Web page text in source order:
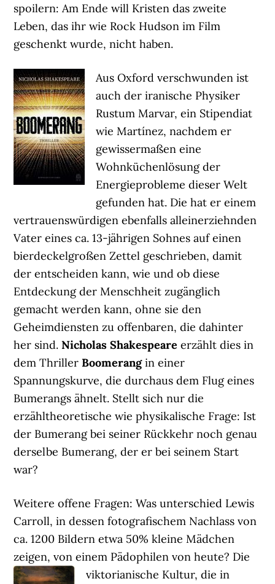
spoilern: Am Ende will Kristen das zweite
Leben, das ihr wie Rock Hudson im Film
geschenkt wurde, nicht haben.
Aus Oxford verschwunden ist
auch der iranische Physiker
Rustum Marvar, ein Stipendiat
wie Martínez, nachdem er
gewissermaßen eine
Wohnküchenlösung der
Energieprobleme dieser Welt
gefunden hat. Die hat er einem
vertrauenswürdigen ebenfalls alleinerziehnden
Vater eines ca. 13-jährigen Sohnes auf einen
bierdeckelgroßen Zettel geschrieben, damit
der entscheiden kann, wie und ob diese
Entdeckung der Menschheit zugänglich
gemacht werden kann, ohne sie den
Geheimdiensten zu offenbaren, die dahinter
her sind.Nicholas Shakespeare erzählt dies in
dem ThrillerBoomerangin einer
Spannungskurve, die durchaus dem Flug eines
Bumerangs ähnelt. Stellt sich nur die
erzähltheoretische wie physikalische Frage: Ist
der Bumerang bei seiner Rückkehr noch genau
derselbe Bumerang, der er bei seinem Start
war?
Weitere offene Fragen: Was unterschied Lewis
Carroll, in dessen fotografischem Nachlass von
ca. 1200 Bildern etwa 50% kleine Mädchen
zeigen, von einem Pädophilen von heute? Die
viktorianische Kultur, die in